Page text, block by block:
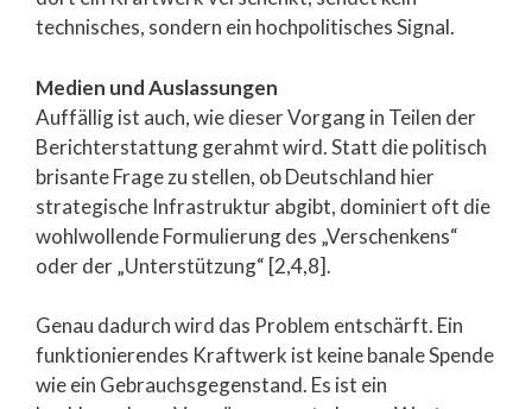
technisches, sondern ein hochpolitisches Signal.
Medien und Auslassungen
Auffällig ist auch, wie dieser Vorgang in Teilen der
Berichterstattung gerahmt wird. Statt die politisch
brisante Frage zu stellen, ob Deutschland hier
strategische Infrastruktur abgibt, dominiert oft die
wohlwollende Formulierung des „Verschenkens“
oder der „Unterstützung“ [2,4,8].
Genau dadurch wird das Problem entschärft. Ein
funktionierendes Kraftwerk ist keine banale Spende
wie ein Gebrauchsgegenstand. Es ist ein